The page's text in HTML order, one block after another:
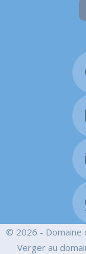
© 2026 - Domaine
Verger au